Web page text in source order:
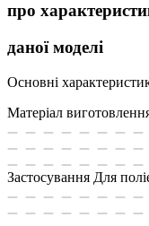
про
даної моделі
Основні
Матеріал
Застосування Для